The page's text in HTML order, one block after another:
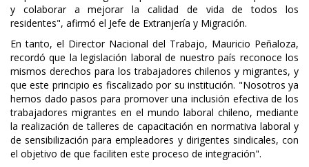
y colaborar a mejorar la calidad de vida de todos los
residentes", afirmó el Jefe de Extranjería y Migración.
En tanto, el Director Nacional del Trabajo, Mauricio Peñaloza,
recordó que la legislación laboral de nuestro país reconoce los
mismos derechos para los trabajadores chilenos y migrantes, y
que este principio es fiscalizado por su institución. "Nosotros ya
hemos dado pasos para promover una inclusión efectiva de los
trabajadores migrantes en el mundo laboral chileno, mediante
la realización de talleres de capacitación en normativa laboral y
de sensibilización para empleadores y dirigentes sindicales, con
el objetivo de que faciliten este proceso de integración".